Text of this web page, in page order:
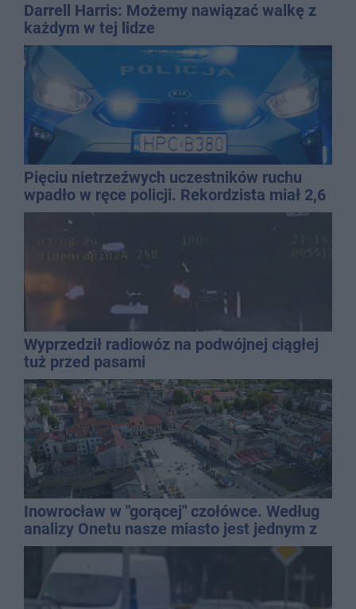
Darrell Harris: Możemy nawiązać walkę z
każdym w tej lidze
Pięciu nietrzeźwych uczestników ruchu
wpadło w ręce policji. Rekordzista miał 2,6
promila
Wyprzedził radiowóz na podwójnej ciągłej
tuż przed pasami
Inowrocław w "gorącej" czołówce. Według
analizy Onetu nasze miasto jest jednym z
najbardziej narażonych na upały